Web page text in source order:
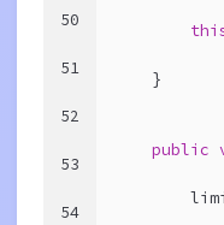
50
51
52
53
54
    }
public